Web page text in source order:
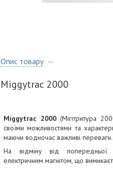
Опис товару
Miggytrac 2000
Miggytrac 2000(Мігітритура
своїми можливостями та
маючи водночас важливі переваги.
На відміну від попередньої
електричним магнітом, що